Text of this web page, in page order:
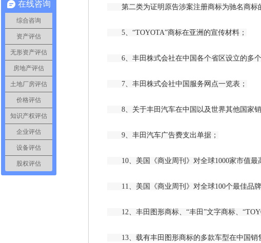
第二类为证明原告涉案注册商标为驰名商标
5、“TOYOTA”商标在亚洲的宣传材料；
6、丰田株式会社在中国各个省区设立的多个
7、丰田株式会社中国服务网点一览表；
8、关于丰田汽车在中国以及世界其他国家销
9、丰田汽车广告费支出单据；
10、美国《商业周刊》对全球1000家市值最
11、美国《商业周刊》对全球100个最佳品牌
12、丰田图形商标、“丰田”文字商标、
13、载有丰田图形商标的多款车型在中国销
在线咨询
综合咨询
资产评估
无形资产评估
房地产评估
土地厂房评估
价格评估
知识产权评估
企业评估
设备评估
股权评估